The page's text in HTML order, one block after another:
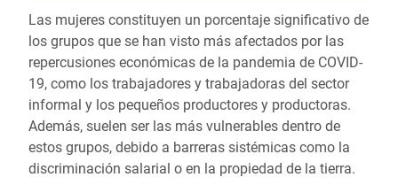
Las mujeres constituyen un porcentaje significativo de
los grupos que se han visto más afectados por las
repercusiones económicas de la pandemia de COVID-
19, como los trabajadores y trabajadoras del sector
informal y los pequeños productores y productoras.
Además, suelen ser las más vulnerables dentro de
estos grupos, debido a barreras sistémicas como la
discriminación salarial o en la propiedad de la tierra.